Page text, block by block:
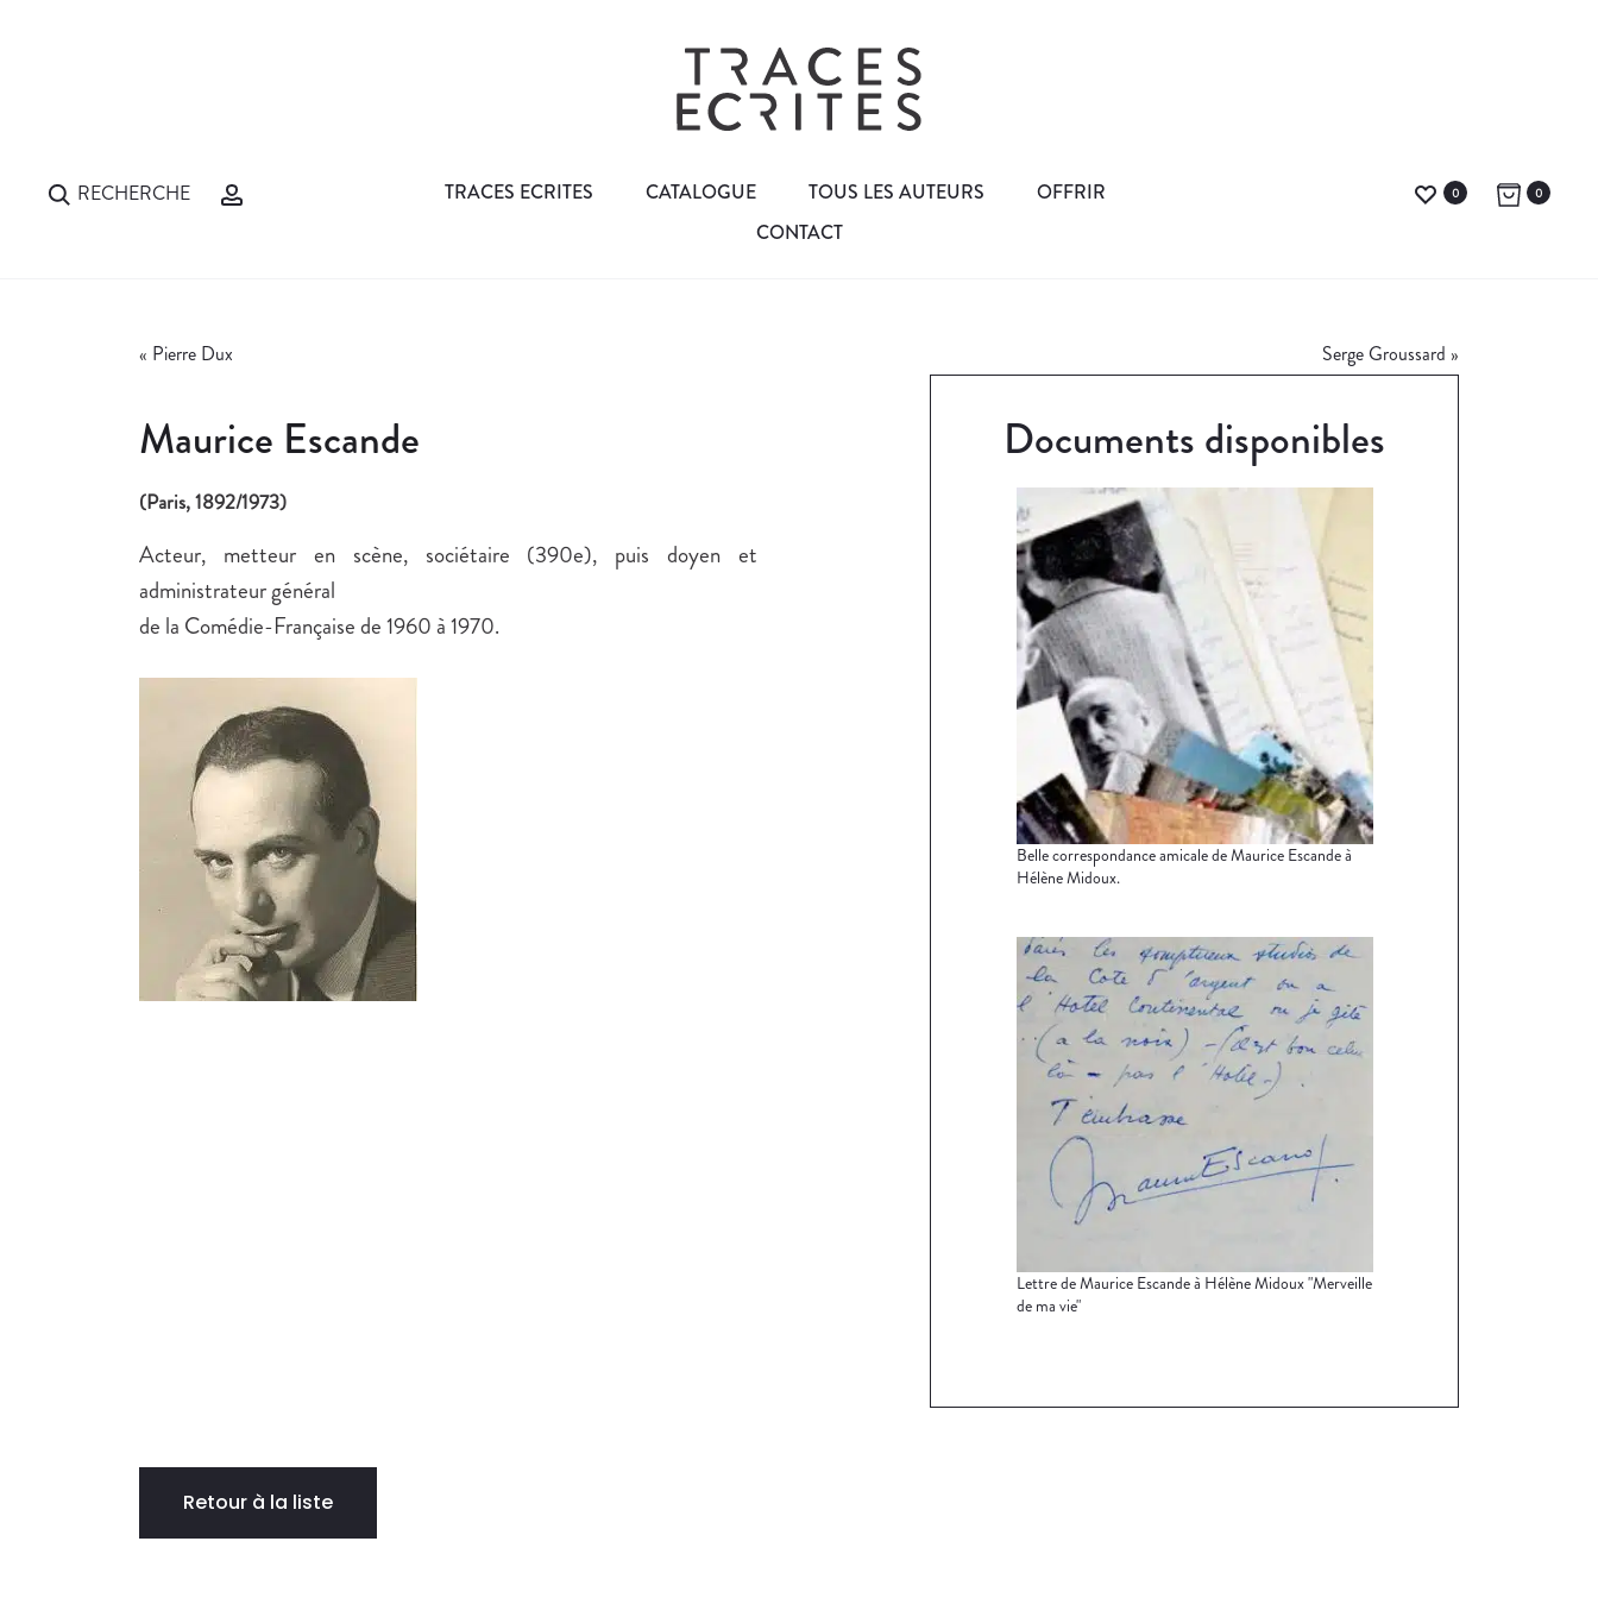
RECHERCHE TRACES ECRITES CATALOGUE TOUS LES AUTEURS
OFFRIR
CONTACT
0 0
« Pierre Dux Serge Groussard »
Maurice Escande
(Paris, 1892/1973)
Acteur, metteur en scène, sociétaire (390e), puis doyen et
administrateur général
de la Comédie-Française de 1960 à 1970.
Documents disponibles
Belle correspondance amicale de Maurice Escande à
Hélène Midoux.
Lettre de Maurice Escande à Hélène Midoux "Merveille
de ma vie"
Retour à la liste